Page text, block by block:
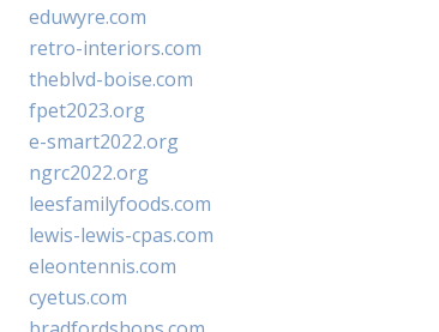
eduwyre.com
retro-interiors.com
theblvd-boise.com
fpet2023.org
e-smart2022.org
ngrc2022.org
leesfamilyfoods.com
lewis-lewis-cpas.com
eleontennis.com
cyetus.com